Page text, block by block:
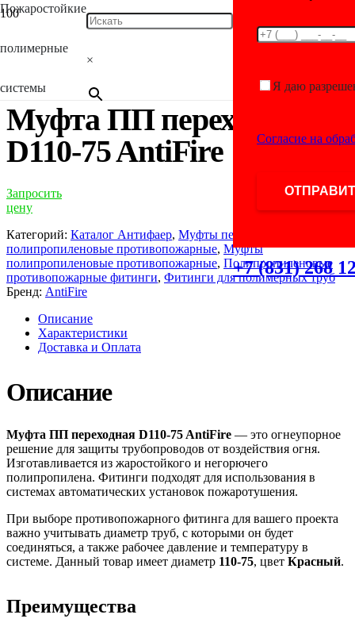
Пожаростойкие
полимерные
системы
×
Я даю
Согласие на
+7 (831) 268
Каталог/Фитинги для полимерных
фитинги/Муфты полипропиленовые
Муфта ПП переходная
D110-75 AntiFire
Запросить
цену
Категорий: Каталог Антифаер, Муфты переходные
полипропиленовые противопожарные, Муфты
полипропиленовые противопожарные, Полипропиленовые
противопожарные фитинги, Фитинги для полимерных труб
Бренд: AntiFire
Описание
Характеристики
Доставка и Оплата
Описание
Муфта ПП переходная D110-75 AntiFire — это огнеупорное
решение для защиты трубопроводов от воздействия огня.
Изготавливается из жаростойкого и негорючего
полипропилена. Фитинги подходят для использования в
системах автоматических установок пожаротушения.
При выборе противопожарного фитинга для вашего проекта
важно учитывать диаметр труб, с которыми он будет
соединяться, а также рабочее давление и температуру в
системе. Данный товар имеет диаметр 110-75, цвет Красный.
Преимущества